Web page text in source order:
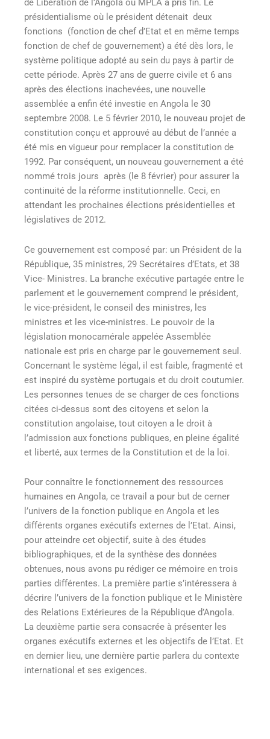
de Libération de l’Angola ou MPLA a pris fin. Le
présidentialisme où le président détenait deux
fonctions (fonction de chef d’Etat et en même temps
fonction de chef de gouvernement) a été dès lors, le
système politique adopté au sein du pays à partir de
cette période. Après 27 ans de guerre civile et 6 ans
après des élections inachevées, une nouvelle
assemblée a enfin été investie en Angola le 30
septembre 2008. Le 5 février 2010, le nouveau projet de
constitution conçu et approuvé au début de l’année a
été mis en vigueur pour remplacer la constitution de
1992. Par conséquent, un nouveau gouvernement a été
nommé trois jours après (le 8 février) pour assurer la
continuité de la réforme institutionnelle. Ceci, en
attendant les prochaines élections présidentielles et
législatives de 2012.
Ce gouvernement est composé par: un Président de la
République, 35 ministres, 29 Secrétaires d’Etats, et 38
Vice- Ministres. La branche exécutive partagée entre le
parlement et le gouvernement comprend le président,
le vice-président, le conseil des ministres, les
ministres et les vice-ministres. Le pouvoir de la
législation monocamérale appelée Assemblée
nationale est pris en charge par le gouvernement seul.
Concernant le système légal, il est faible, fragmenté et
est inspiré du système portugais et du droit coutumier.
Les personnes tenues de se charger de ces fonctions
citées ci-dessus sont des citoyens et selon la
constitution angolaise, tout citoyen a le droit à
l’admission aux fonctions publiques, en pleine égalité
et liberté, aux termes de la Constitution et de la loi.
Pour connaître le fonctionnement des ressources
humaines en Angola, ce travail a pour but de cerner
l’univers de la fonction publique en Angola et les
différents organes exécutifs externes de l’Etat. Ainsi,
pour atteindre cet objectif, suite à des études
bibliographiques, et de la synthèse des données
obtenues, nous avons pu rédiger ce mémoire en trois
parties différentes. La première partie s’intéressera à
décrire l’univers de la fonction publique et le Ministère
des Relations Extérieures de la République d’Angola.
La deuxième partie sera consacrée à présenter les
organes exécutifs externes et les objectifs de l’Etat. Et
en dernier lieu, une dernière partie parlera du contexte
international et ses exigences.